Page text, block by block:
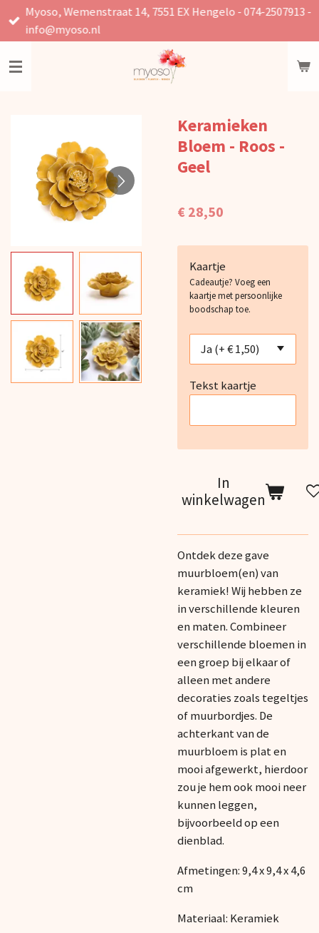
Ga
direct
de
Myoso, Wemenstraat 14, 7551 EX Hengelo - 074-2507913 -
info@myoso.nl
Keramieken
Bloem - Roos -
Geel
€ 28,50
Kaartje
Cadeautje? Voeg een
kaartje met persoonlijke
boodschap toe.
Tekst kaartje
In
winkelwagen
Ontdek deze gave
muurbloem(en) van
keramiek! Wij hebben ze
in verschillende kleuren
en maten. Combineer
verschillende bloemen in
een groep bij elkaar of
alleen met andere
decoraties zoals tegeltjes
of muurbordjes. De
achterkant van de
muurbloem is plat en
mooi afgewerkt, hierdoor
zou je hem ook mooi neer
kunnen leggen,
bijvoorbeeld op een
dienblad.
Afmetingen:9,4 x 9,4 x 4,6
cm
Materiaal: Keramiek